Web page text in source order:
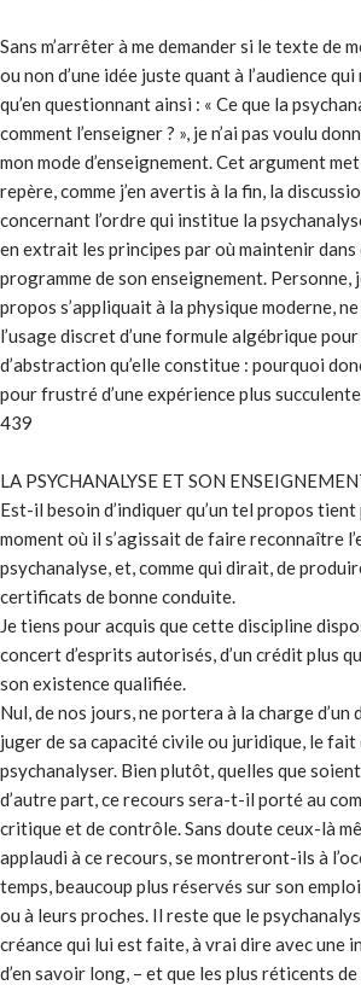
Sans m’arrêter à me demander si le texte de
ou non d’une idée juste quant à l’audience
qu’en questionnant ainsi : « Ce que la
comment l’enseigner ? », je n’ai pas voulu
mon mode d’enseignement. Cet argument
repère, comme j’en avertis à la fin, la
concernant l’ordre qui institue la
en extrait les principes par où maintenir
programme de son enseignement. Personne,
propos s’appliquait à la physique moderne,
l’usage discret d’une formule algébrique
d’abstraction qu’elle constitue : pourquoi
pour frustré d’une expérience plus succulente
439
LA PSYCHANALYSE ET SON
Est-il besoin d’indiquer qu’un tel propos
moment où il s’agissait de faire reconnaître
psychanalyse, et, comme qui dirait, de
certificats de bonne conduite.
Je tiens pour acquis que cette discipline
concert d’esprits autorisés, d’un crédit plus
son existence qualifiée.
Nul, de nos jours, ne portera à la charge d’un
juger de sa capacité civile ou juridique, le fait
psychanalyser. Bien plutôt, quelles que
d’autre part, ce recours sera-t-il porté au
critique et de contrôle. Sans doute ceux-là
applaudi à ce recours, se montreront-ils à
temps, beaucoup plus réservés sur son
ou à leurs proches. Il reste que le
créance qui lui est faite, à vrai dire avec une
d’en savoir long, – et que les plus réticents